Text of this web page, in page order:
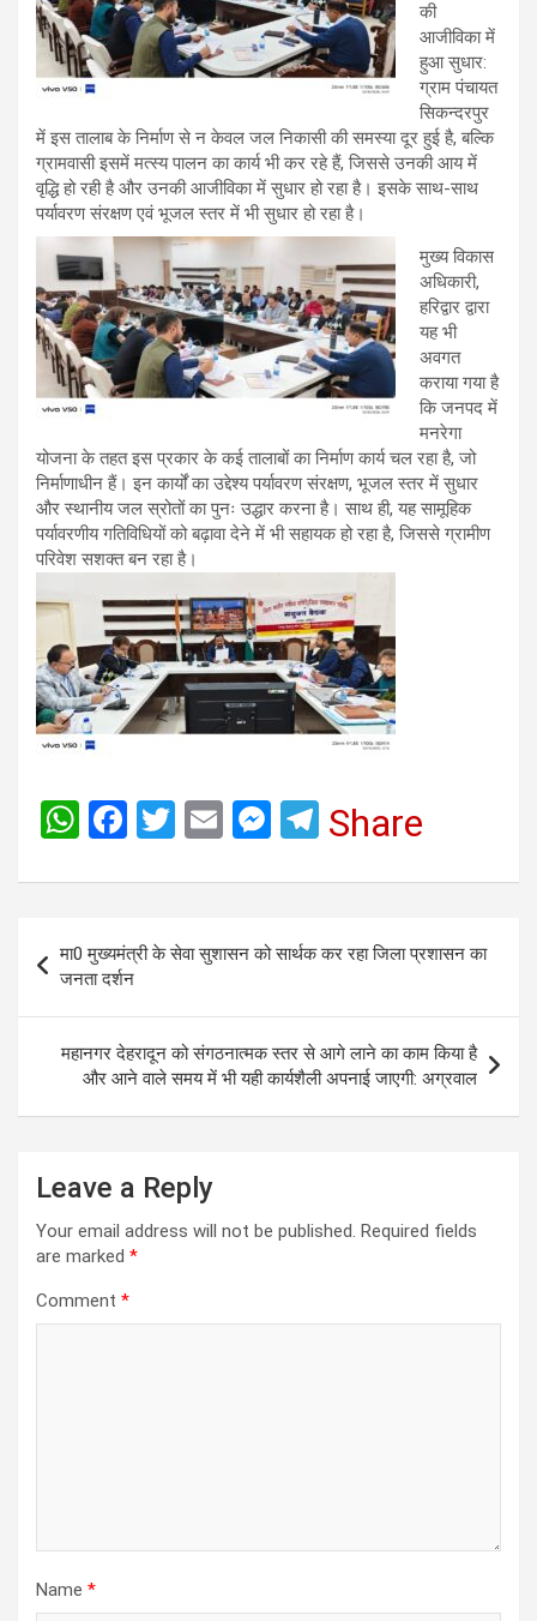
की
आजीविका में
हुआ सुधार:
ग्राम पंचायत
सिकन्दरपुर
में इस तालाब के निर्माण से न केवल जल निकासी की समस्या दूर हुई है, बल्कि
ग्रामवासी इसमें मत्स्य पालन का कार्य भी कर रहे हैं, जिससे उनकी आय में
वृद्धि हो रही है और उनकी आजीविका में सुधार हो रहा है। इसके साथ-साथ
पर्यावरण संरक्षण एवं भूजल स्तर में भी सुधार हो रहा है।
मुख्य विकास
अधिकारी,
हरिद्वार द्वारा
यह भी
अवगत
कराया गया है
कि जनपद में
मनरेगा
योजना के तहत इस प्रकार के कई तालाबों का निर्माण कार्य चल रहा है, जो
निर्माणाधीन हैं। इन कार्यों का उद्देश्य पर्यावरण संरक्षण, भूजल स्तर में सुधार
और स्थानीय जल स्रोतों का पुनः उद्धार करना है। साथ ही, यह सामूहिक
पर्यावरणीय गतिविधियों को बढ़ावा देने में भी सहायक हो रहा है, जिससे ग्रामीण
परिवेश सशक्त बन रहा है।
W
at
s
A
p
p
F
ce
b
o
o
k
T
tt
er
E
ail
M
se
g
er
T
e
a
m
Share
navigation
मा0 मुख्यमंत्री के सेवा सुशासन को सार्थक कर रहा जिला प्रशासन का
जनता दर्शन
महानगर देहरादून को संगठनात्मक स्तर से आगे लाने का काम किया है
और आने वाले समय में भी यही कार्यशैली अपनाई जाएगी: अग्रवाल
Leave a Reply
Your email address will not be published. Required fields
are marked *
Comment *
Name *